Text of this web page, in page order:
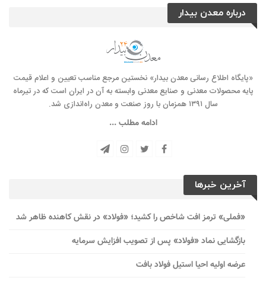
درباره معدن بیدار
«پایگاه اطلاع رسانی معدن بیدار» نخستین مرجع مناسب تعیین و اعلام قیمت
پایه محصولات معدنی و صنایع معدنی وابسته به آن در ایران است که در تیرماه
سال ۱۳۹۱ همزمان با روز صنعت و معدن راه‌‌اندازی شد.
ادامه مطلب ...
آخرین خبرها
«فملی» ترمز افت شاخص را کشید؛ «فولاد» در نقش کاهنده ظاهر شد
بازگشایی نماد «فولاد» پس از تصویب افزایش سرمایه
عرضه اولیه احیا استیل فولاد بافت